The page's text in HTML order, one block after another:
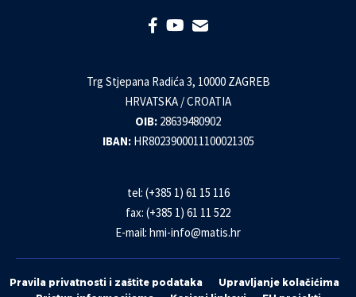
Trg Stjepana Radića 3, 10000 ZAGREB
HRVATSKA / CROATIA
OIB: 28639480902
IBAN: HR8023900011100021305
tel: (+385 1) 61 15 116
fax: (+385 1) 61 11 522
E-mail: hmi-info@matis.hr
Pravila privatnosti i zaštite podataka
Upravljanje kolačićima